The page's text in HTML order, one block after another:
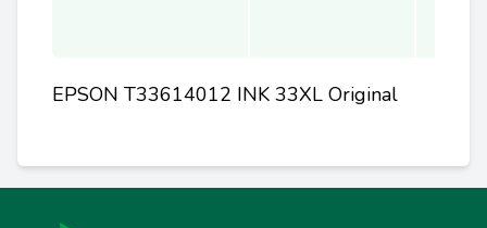
EPSON T33614012 INK 33XL Original